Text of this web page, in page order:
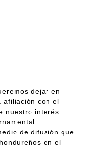
dejar en
afiliación con el
nuestro interés
de difusión que
en el